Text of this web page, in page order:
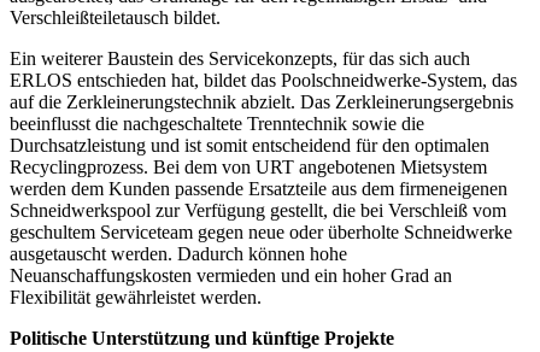
Verschleißteiletausch bildet.
Ein weiterer Baustein des Servicekonzepts, für das sich auch
ERLOS entschieden hat, bildet das Poolschneidwerke-System, das
auf die Zerkleinerungstechnik abzielt. Das Zerkleinerungsergebnis
beeinflusst die nachgeschaltete Trenntechnik sowie die
Durchsatzleistung und ist somit entscheidend für den optimalen
Recyclingprozess. Bei dem von URT angebotenen Mietsystem
werden dem Kunden passende Ersatzteile aus dem firmeneigenen
Schneidwerkspool zur Verfügung gestellt, die bei Verschleiß vom
geschultem Serviceteam gegen neue oder überholte Schneidwerke
ausgetauscht werden. Dadurch können hohe
Neuanschaffungskosten vermieden und ein hoher Grad an
Flexibilität gewährleistet werden.
Politische Unterstützung und künftige Projekte